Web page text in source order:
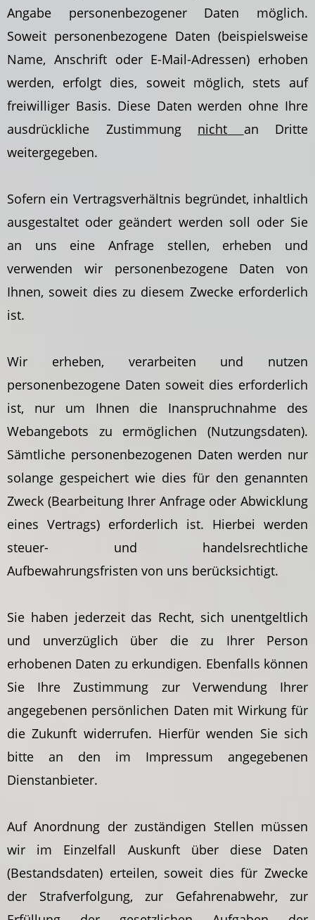
Angabe personenbezogener Daten möglich.
Soweit personenbezogene Daten (beispielsweise
Name, Anschrift oder E-Mail-Adressen) erhoben
werden, erfolgt dies, soweit möglich, stets auf
freiwilliger Basis. Diese Daten werden ohne Ihre
ausdrückliche Zustimmung nicht an Dritte
weitergegeben.
Sofern ein Vertragsverhältnis begründet, inhaltlich
ausgestaltet oder geändert werden soll oder Sie
an uns eine Anfrage stellen, erheben und
verwenden wir personenbezogene Daten von
Ihnen, soweit dies zu diesem Zwecke erforderlich
ist.
Wir erheben, verarbeiten und nutzen
personenbezogene Daten soweit dies erforderlich
ist, nur um Ihnen die Inanspruchnahme des
Webangebots zu ermöglichen (Nutzungsdaten).
Sämtliche personenbezogenen Daten werden nur
solange gespeichert wie dies für den genannten
Zweck (Bearbeitung Ihrer Anfrage oder Abwicklung
eines Vertrags) erforderlich ist. Hierbei werden
steuer- und handelsrechtliche
Aufbewahrungsfristen von uns berücksichtigt.
Sie haben jederzeit das Recht, sich unentgeltlich
und unverzüglich über die zu Ihrer Person
erhobenen Daten zu erkundigen. Ebenfalls können
Sie Ihre Zustimmung zur Verwendung Ihrer
angegebenen persönlichen Daten mit Wirkung für
die Zukunft widerrufen. Hierfür wenden Sie sich
bitte an den im Impressum angegebenen
Dienstanbieter.
Auf Anordnung der zuständigen Stellen müssen
wir im Einzelfall Auskunft über diese Daten
(Bestandsdaten) erteilen, soweit dies für Zwecke
der Strafverfolgung, zur Gefahrenabwehr, zur